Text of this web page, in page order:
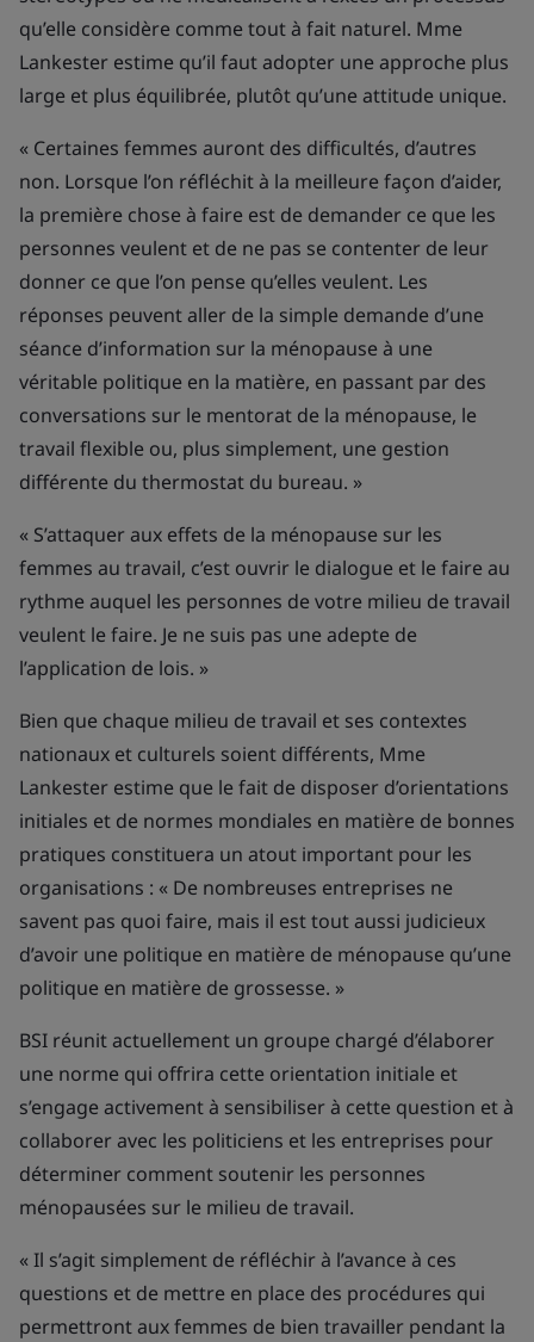
qu’elle considère comme tout à fait naturel. Mme
Lankester estime qu’il faut adopter une approche plus
large et plus équilibrée, plutôt qu’une attitude unique.
« Certaines femmes auront des difficultés, d’autres
non. Lorsque l’on réfléchit à la meilleure façon d’aider,
la première chose à faire est de demander ce que les
personnes veulent et de ne pas se contenter de leur
donner ce que l’on pense qu’elles veulent. Les
réponses peuvent aller de la simple demande d’une
séance d’information sur la ménopause à une
véritable politique en la matière, en passant par des
conversations sur le mentorat de la ménopause, le
travail flexible ou, plus simplement, une gestion
différente du thermostat du bureau. »
« S’attaquer aux effets de la ménopause sur les
femmes au travail, c’est ouvrir le dialogue et le faire au
rythme auquel les personnes de votre milieu de travail
veulent le faire. Je ne suis pas une adepte de
l’application de lois. »
Bien que chaque milieu de travail et ses contextes
nationaux et culturels soient différents, Mme
Lankester estime que le fait de disposer d’orientations
initiales et de normes mondiales en matière de bonnes
pratiques constituera un atout important pour les
organisations : « De nombreuses entreprises ne
savent pas quoi faire, mais il est tout aussi judicieux
d’avoir une politique en matière de ménopause qu’une
politique en matière de grossesse. »
BSI réunit actuellement un groupe chargé d’élaborer
une norme qui offrira cette orientation initiale et
s’engage activement à sensibiliser à cette question et à
collaborer avec les politiciens et les entreprises pour
déterminer comment soutenir les personnes
ménopausées sur le milieu de travail.
« Il s’agit simplement de réfléchir à l’avance à ces
questions et de mettre en place des procédures qui
permettront aux femmes de bien travailler pendant la